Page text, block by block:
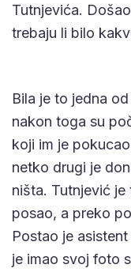
Tutnjevića.
trebaju li bilo
Bila je to jedna
nakon toga su
koji im je
netko drugi je
ništa. Tutnjević
posao, a preko
Postao je
je imao svoj foto